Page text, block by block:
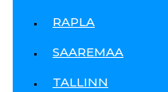
RAPLA
SAAREMAA
TALLINN